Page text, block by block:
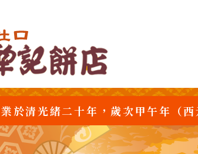
於清光緒二十年，歲次甲午年（西